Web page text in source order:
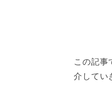
この記事
介してい